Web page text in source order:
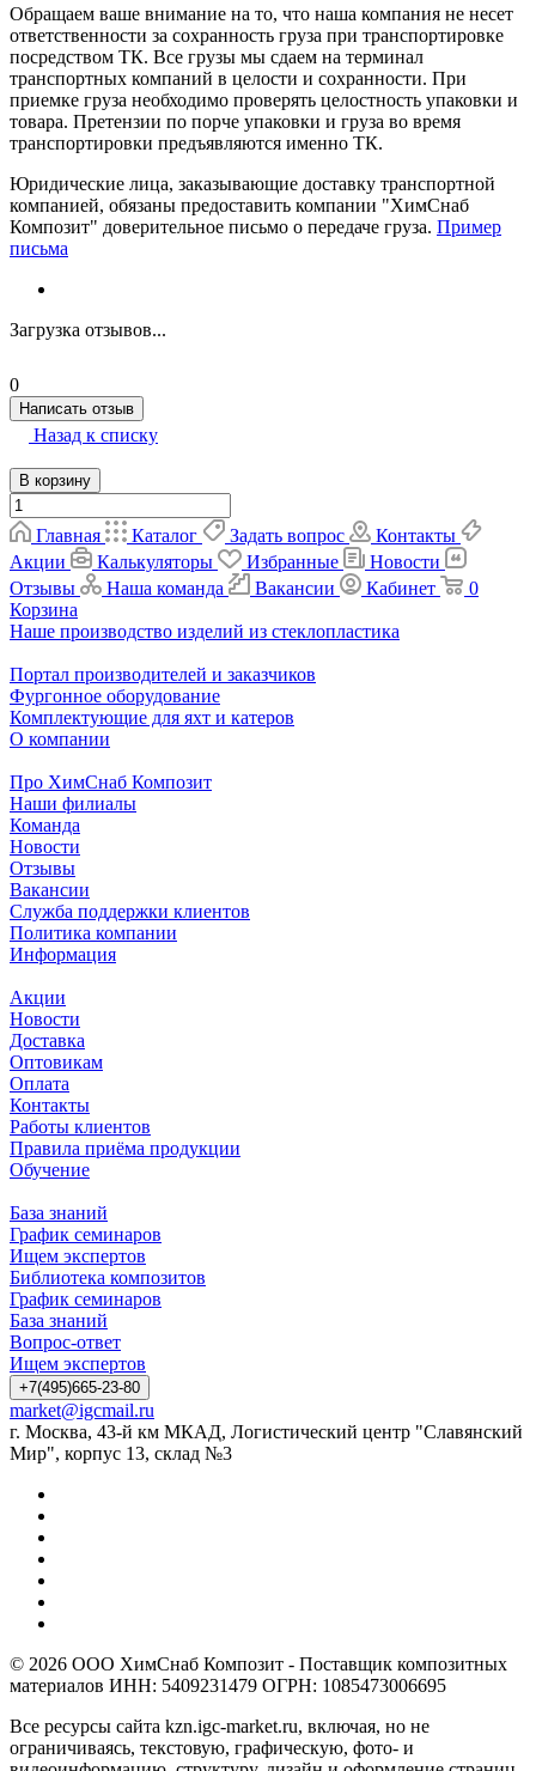
Обращаем ваше внимание на то, что наша компания не несет
ответственности за сохранность груза при транспортировке
посредством ТК. Все грузы мы сдаем на терминал
транспортных компаний в целости и сохранности. При
приемке груза необходимо проверять целостность упаковки и
товара. Претензии по порче упаковки и груза во время
транспортировки предъявляются именно ТК.
Юридические лица, заказывающие доставку транспортной
компанией, обязаны предоставить компании "ХимСнаб
Композит" доверительное письмо о передаче груза. Пример
письма
Загрузка отзывов...
0
Написать отзыв
Назад к списку
В корзину
Главная Каталог Задать вопрос
Контакты
Акции
Калькуляторы Избранные
Новости
Отзывы
Наша команда Вакансии Кабинет
0
Корзина
Наше производство изделий из стеклопластика
Портал производителей и заказчиков
Фургонное оборудование
Комплектующие для яхт и катеров
О компании
Про ХимСнаб Композит
Наши филиалы
Команда
Новости
Отзывы
Вакансии
Служба поддержки клиентов
Политика компании
Информация
Акции
Новости
Доставка
Оптовикам
Оплата
Контакты
Работы клиентов
Правила приёма продукции
Обучение
База знаний
График семинаров
Ищем экспертов
Библиотека композитов
График семинаров
База знаний
Вопрос-ответ
Ищем экспертов
+7(495)665-23-80
market@igcmail.ru
г. Москва, 43-й км МКАД, Логистический центр "Славянский
Мир", корпус 13, склад №3
© 2026 ООО ХимСнаб Композит - Поставщик композитных
материалов ИНН: 5409231479 ОГРН: 1085473006695
Все ресурсы сайта kzn.igc-market.ru, включая, но не
ограничиваясь, текстовую, графическую, фото- и